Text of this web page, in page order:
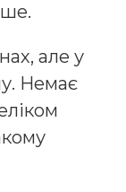
але у
Немає